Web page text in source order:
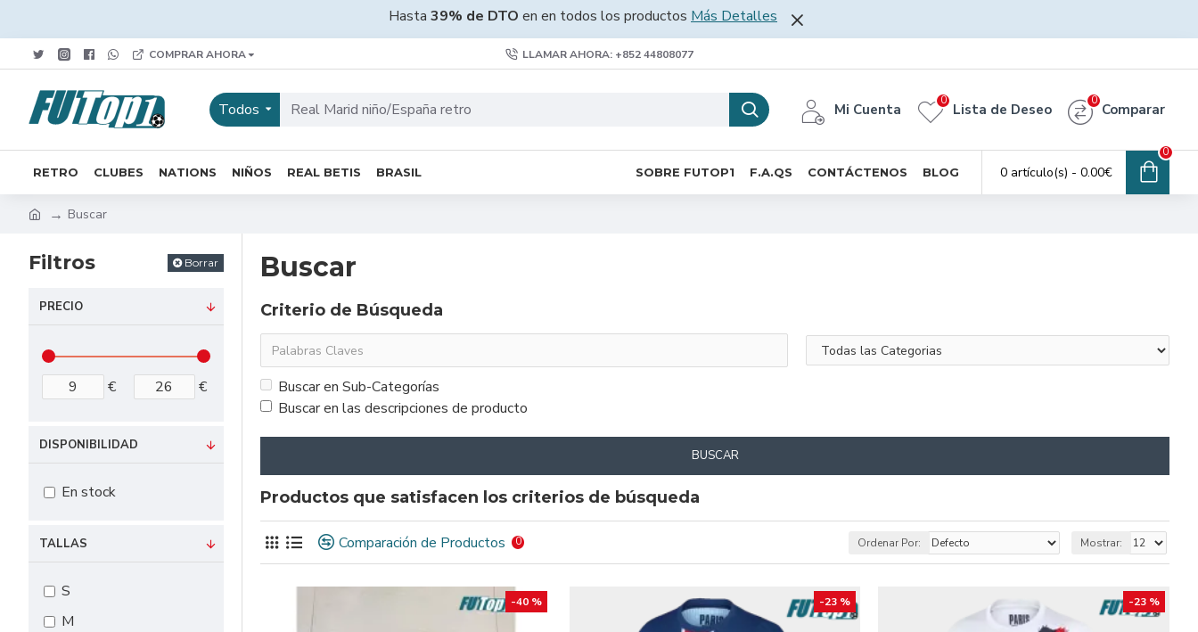
Hasta 39% de DTO en en todos los productos Más Detalles
COMPRAR AHORA LLAMAR AHORA: +852 44808077
Todos Mi Cuenta Lista de Deseo
0
Comparar
0
RETRO CLUBES NATIONS NIÑOS REAL BETIS BRASIL SOBRE FUTOP1 F.A.QS CONTÁCTENOS BLOG 0 artículo(s) - 0.00€
0
Buscar
Filtros Borrar
PRECIO
€ €
TALLAS
S
M
DISPONIBILIDAD
En stock
Buscar
Criterio de Búsqueda
Buscar en Sub-Categorías
Buscar en las descripciones de producto
BUSCAR
Productos que satisfacen los criterios de búsqueda
Comparación de Productos 0 Ordenar Por: Mostrar:
-40 % -23 % -23 %